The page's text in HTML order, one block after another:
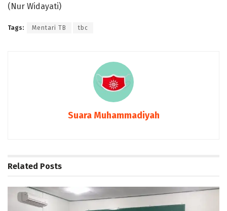
(Nur Widayati)
Tags: Mentari TB tbc
Suara Muhammadiyah
Related Posts